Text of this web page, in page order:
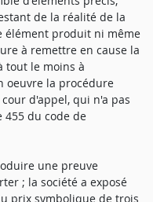
de la réalité de la
élément produit ni même
à remettre en cause la
tout le moins à
oeuvre la procédure
d'appel, qui n'a pas
455 du code de
une preuve
; la société a exposé
prix symbolique de trois